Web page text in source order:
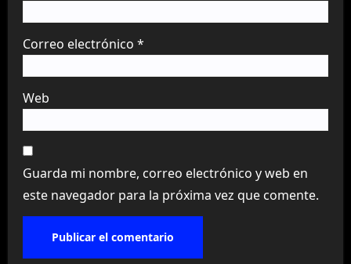
Correo electrónico *
Web
Guarda mi nombre, correo electrónico y web en
este navegador para la próxima vez que comente.